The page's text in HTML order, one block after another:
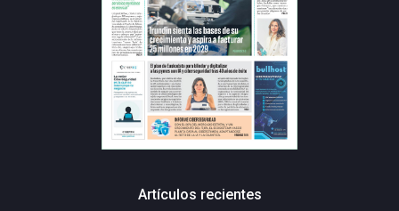
Artículos recientes